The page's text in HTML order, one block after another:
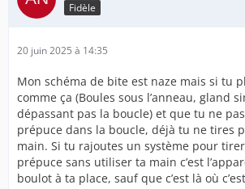
Fidèle
20 juin 2025 à 14:35
Mon schéma de bite est naze mais si tu
comme ça (Boules sous l’anneau, gland
dépassant pas la boucle) et que tu ne
prépuce dans la boucle, déjà tu ne tires
main. Si tu rajoutes un système pour
prépuce sans utiliser ta main c’est
boulot à ta place, sauf que c’est là où